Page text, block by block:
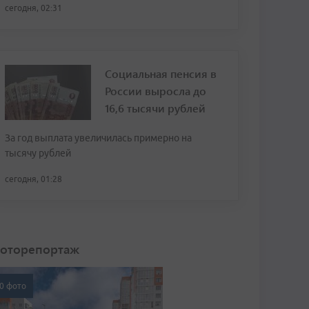
сегодня, 02:31
Социальная пенсия в
России выросла до
16,6 тысячи рублей
За год выплата увеличилась примерно на
тысячу рублей
сегодня, 01:28
фото